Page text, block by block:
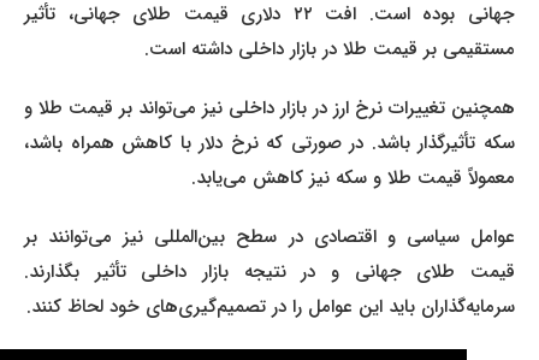
جهانی بوده است. افت ۲۲ دلاری قیمت طلای جهانی، تأثیر
مستقیمی بر قیمت طلا در بازار داخلی داشته است.
همچنین تغییرات نرخ ارز در بازار داخلی نیز می‌تواند بر قیمت طلا و
سکه تأثیرگذار باشد. در صورتی که نرخ دلار با کاهش همراه باشد،
معمولاً قیمت طلا و سکه نیز کاهش می‌یابد.
عوامل سیاسی و اقتصادی در سطح بین‌المللی نیز می‌توانند بر
قیمت طلای جهانی و در نتیجه بازار داخلی تأثیر بگذارند.
سرمایه‌گذاران باید این عوامل را در تصمیم‌گیری‌های خود لحاظ کنند.